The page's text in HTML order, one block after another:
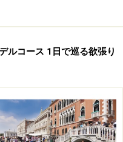
ルコース 1日で巡る欲張り